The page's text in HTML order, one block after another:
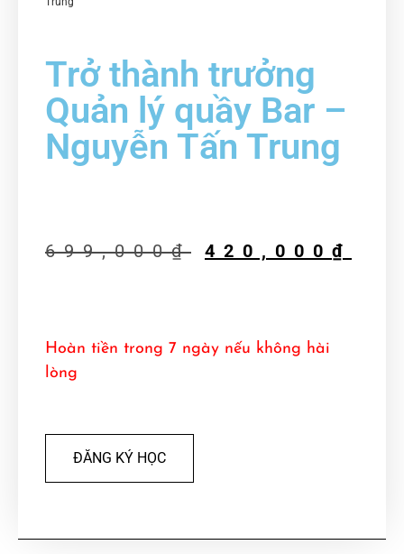
Trở thành trưởng
Quản lý quầy Bar –
Nguyễn Tấn Trung
699,000₫ 420,000 ₫
Hoàn tiền trong 7 ngày nếu không hài
lòng
ĐĂNG KÝ HỌC